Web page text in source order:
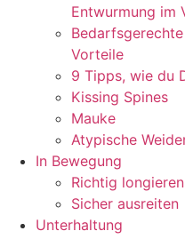
Entwurmung im
Vorteile
9 Tipps, wie du
Kissing Spines
Mauke
Atypische
In Bewegung
Richtig
Sicher ausreiten
Unterhaltung